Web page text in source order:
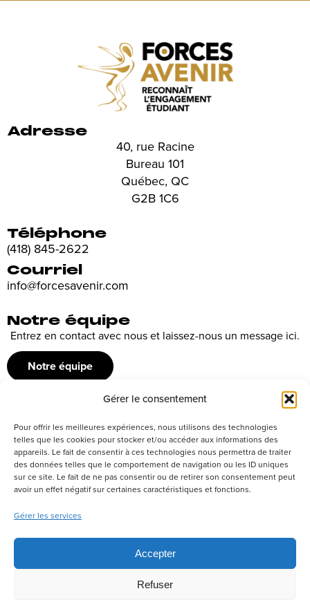
Gérer le consentement
Pour offrir les meilleures expériences, nous utilisons des technologies
telles que les cookies pour stocker et/ou accéder aux informations des
appareils. Le fait de consentir à ces technologies nous permettra de traiter
des données telles que le comportement de navigation ou les ID uniques
sur ce site. Le fait de ne pas consentir ou de retirer son consentement peut
avoir un effet négatif sur certaines caractéristiques et fonctions.
Gérer les services
Accepter
Refuser
Adresse
40, rue Racine
Bureau 101
Québec, QC
G2B 1C6
Téléphone
(418) 845-2622
Courriel
info@forcesavenir.com
Notre équipe
Entrez en contact avec nous et laissez-nous un message ici.
Notre équipe
Recrutement
Découvrez nos offres d’emploi ou envoyez votre candidature
spontanée
Postuler